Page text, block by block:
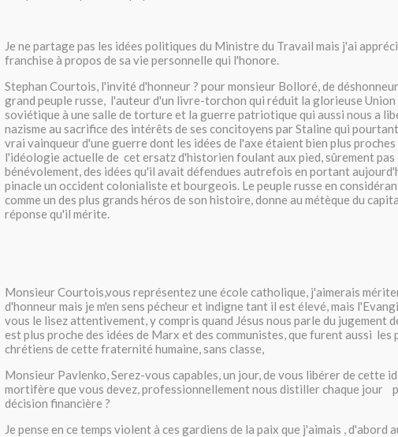
Je ne partage pas les idées politiques du Ministre du Travail mais j'ai
franchise à propos de sa vie personnelle qui l'honore.
Stephan Courtois, l'invité d'honneur ? pour monsieur Bolloré, de
grand peuple russe, l'auteur d'un livre-torchon qui réduit la glorieuse Union
soviétique à une salle de torture et la guerre patriotique qui aussi nous a
nazisme au sacrifice des intérêts de ses concitoyens par Staline qui
vrai vainqueur d'une guerre dont les idées de l'axe étaient bien plus proches
l'idéologie actuelle de cet ersatz d'historien foulant aux pied, sûrement pas
bénévolement, des idées qu'il avait défendues autrefois en portant
pinacle un occident colonialiste et bourgeois. Le peuple russe en
comme un des plus grands héros de son histoire, donne au métèque du
réponse qu'il mérite.
Monsieur Courtois,vous représentez une école catholique, j'aimerais
d'honneur mais je m'en sens pécheur et indigne tant il est élevé, mais
vous le lisez attentivement, y compris quand Jésus nous parle du jugement
est plus proche des idées de Marx et des communistes, que furent aussi les
chrétiens de cette fraternité humaine, sans classe,
Monsieur Pavlenko, Serez-vous capables, un jour, de vous libérer de cette
mortifère que vous devez, professionnellement nous distiller chaque jour
décision financière ?
Je pense en ce temps violent à ces gardiens de la paix que j'aimais , d'abord